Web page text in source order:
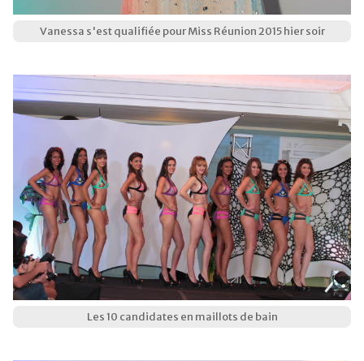
Vanessa s'est qualifiée pour Miss Réunion 2015 hier soir
Les 10 candidates en maillots de bain